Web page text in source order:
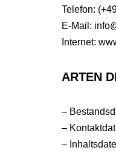
Telefon:
E-Mail:
Internet:
ARTEN
–
–
–